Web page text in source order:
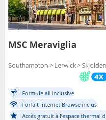
MSC Meraviglia
Southampton > Lerwick >
Formule all inclusive
Forfait Internet Browse inclus
Accès gratuit à l’espace thermal